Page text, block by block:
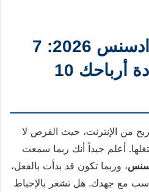
الربح من جوجل ادسنس 2026: 7
استراتيجيات لزيادة أرباحك 10
من الإنترنت، حيث الفرص لا
أعلم جيداً أنك ربما سمعت
، وربما تكون قد بدأت بالفعل،
مع جهدك. هل تشعر بالإحباط